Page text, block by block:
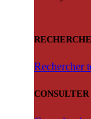
Rechercher